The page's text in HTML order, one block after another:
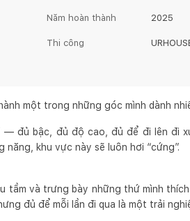
Năm hoàn thành 2025
Thi công
một trong những góc mình dành
đủ bậc, đủ độ cao, đủ để đi lên đi
khu vực này sẽ luôn hơi “cứng”.
tầm và trưng bày những thứ mình
đủ để mỗi lần đi qua là một trải